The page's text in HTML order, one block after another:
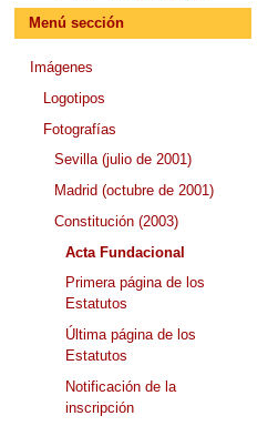
Menú sección
Imágenes
Logotipos
Fotografías
Sevilla (julio de 2001)
Madrid (octubre de 2001)
Constitución (2003)
Acta Fundacional
Primera página de los
Estatutos
Última página de los
Estatutos
Notificación de la
inscripción